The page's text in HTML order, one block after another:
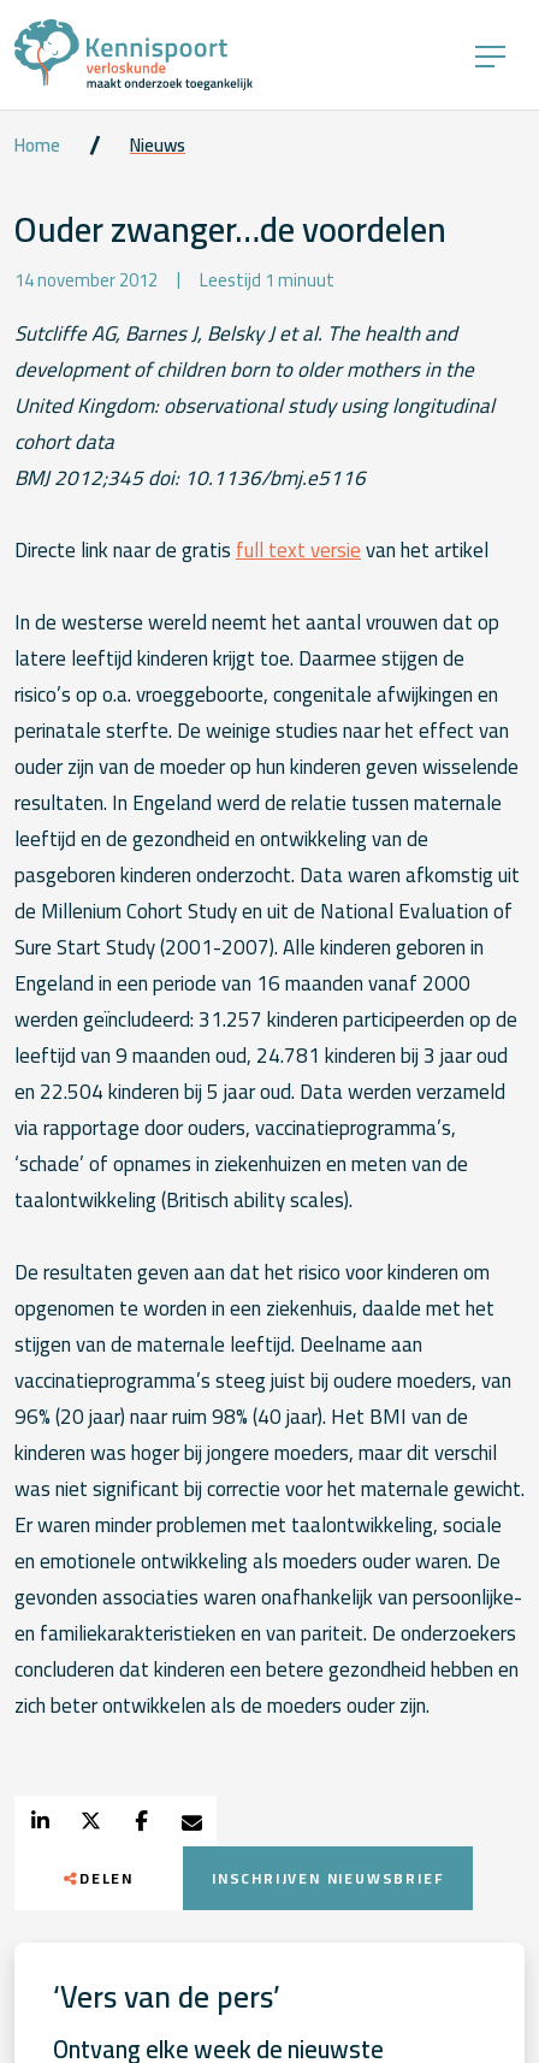
Home Nieuws
Ouder zwanger…de voordelen
14 november 2012 Leestijd 1 minuut
Sutcliffe AG, Barnes J, Belsky J et al. The health and
development of children born to older mothers in the
United Kingdom: observational study using longitudinal
cohort data
BMJ 2012;345 doi: 10.1136/bmj.e5116
Directe link naar de gratisfull text versievan het artikel
In de westerse wereld neemt het aantal vrouwen dat op
latere leeftijd kinderen krijgt toe. Daarmee stijgen de
risico’s op o.a. vroeggeboorte, congenitale afwijkingen en
perinatale sterfte. De weinige studies naar het effect van
ouder zijn van de moeder op hun kinderen geven wisselende
resultaten. In Engeland werd de relatie tussen maternale
leeftijd en de gezondheid en ontwikkeling van de
pasgeboren kinderen onderzocht. Data waren afkomstig uit
de Millenium Cohort Study en uit de National Evaluation of
Sure Start Study (2001-2007). Alle kinderen geboren in
Engeland in een periode van 16 maanden vanaf 2000
werden geïncludeerd: 31.257 kinderen participeerden op de
leeftijd van 9 maanden oud, 24.781 kinderen bij 3 jaar oud
en 22.504 kinderen bij 5 jaar oud. Data werden verzameld
via rapportage door ouders, vaccinatie­programma’s,
‘schade’ of opnames in ziekenhuizen en meten van de
taalontwikkeling (Britisch ability scales).
De resultaten geven aan dat het risico voor kinderen om
opgenomen te worden in een ziekenhuis, daalde met het
stijgen van de maternale leeftijd. Deelname aan
vaccinatieprogramma’s steeg juist bij oudere moeders, van
96% (20 jaar) naar ruim 98% (40 jaar). Het BMI van de
kinderen was hoger bij jongere moeders, maar dit verschil
was niet significant bij correctie voor het maternale gewicht.
Er waren minder problemen met taalontwikkeling, sociale
en emotionele ontwikkeling als moeders ouder waren. De
gevonden associaties waren onafhankelijk van persoonlijke-
en familiekarakteristieken en van pariteit. De onderzoekers
concluderen dat kinderen een betere gezondheid hebben en
zich beter ontwikkelen als de moeders ouder zijn.
DELEN INSCHRIJVEN NIEUWSBRIEF
‘Vers van de pers’
Ontvang elke week de nieuwste